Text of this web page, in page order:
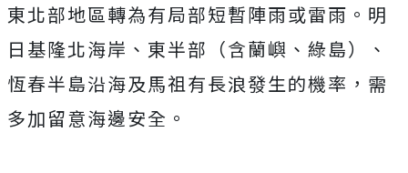
東北部地區轉為有局部短暫陣雨或雷雨。明
日基隆北海岸、東半部（含蘭嶼、綠島）、
恆春半島沿海及馬祖有長浪發生的機率，需
多加留意海邊安全。